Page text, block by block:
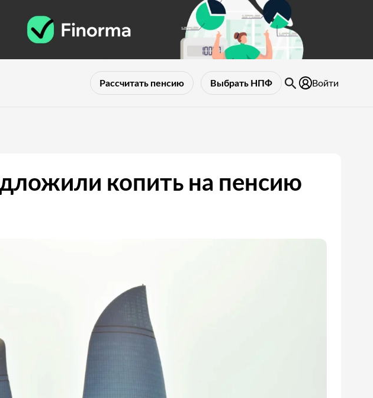
Рассчитать пенсию Выбрать НПФ Войти
копить на пенсию